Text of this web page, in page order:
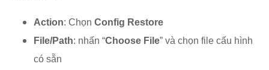
Action: Chọn Config Restore
File/Path: nhấn “Choose File” và chọn file cấu hình
có sẵn